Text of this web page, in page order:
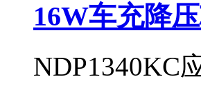
16W车充降
NDP1340KC